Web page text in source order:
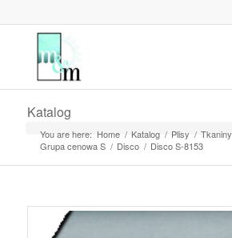
Katalog
You are here: Home / Katalog / Plisy / Tkaniny
Grupa cenowa S / Disco / Disco S-8153